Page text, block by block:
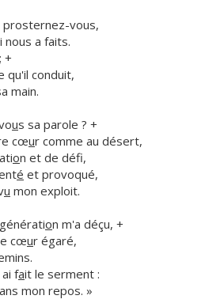
prosternez-vous,
nous a faits.
+
qu'il conduit,
main.
us sa parole ? +
cœur comme au désert,
on et de défi,
é et provoqué,
u mon exploit.
on m'a déçu, +
cœur égaré,
fait le serment :
mon repos. »